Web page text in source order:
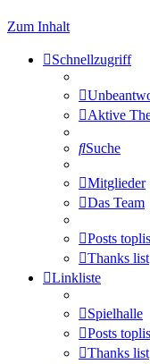
Zum Inhalt
Schnellzugriff
Aktive
Suche
Mitglieder
Das Team
Posts
Thanks list
Linkliste
Spielhalle
Posts
Thanks list